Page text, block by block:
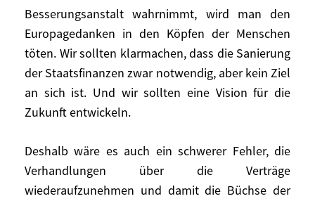
Besserungsanstalt wahrnimmt, wird man den
Europagedanken in den Köpfen der Menschen
töten. Wir sollten klarmachen, dass die Sanierung
der Staatsfinanzen zwar notwendig, aber kein Ziel
an sich ist. Und wir sollten eine Vision für die
Zukunft entwickeln.
Deshalb wäre es auch ein schwerer Fehler, die
Verhandlungen über die Verträge
wiederaufzunehmen und damit die Büchse der
Auswirkungen haben kann. Mehrere
andere Mitgliedstaaten haben gleichfalls
nationale Sparprogramme angekündigt.
Wenn Ausdrücke wie
«Wirtschaftsregierung» oder
«Koordination» einen Sinn haben sollen,
müsste man sich vorher über all diese
dann gemeinsam vorstellen und erklären,
anstatt sie in panischer Hast im nationalen
Alleingang zu treffen.